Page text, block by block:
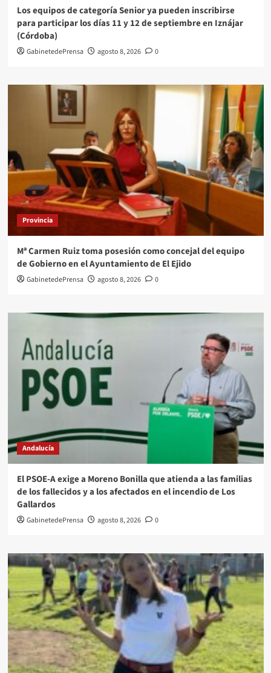
Los equipos de categoría Senior ya pueden inscribirse
para participar los días 11 y 12 de septiembre en Iznájar
(Córdoba)
GabinetedePrensa agosto 8, 2026 0
Provincia
Mª Carmen Ruiz toma posesión como concejal del equipo
de Gobierno en el Ayuntamiento de El Ejido
GabinetedePrensa agosto 8, 2026 0
Andalucía
El PSOE-A exige a Moreno Bonilla que atienda a las familias
de los fallecidos y a los afectados en el incendio de Los
Gallardos
GabinetedePrensa agosto 8, 2026 0